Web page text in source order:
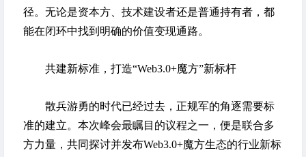
径。无论是资本方、技术建设者还是普通持有者，都
能在闭环中找到明确的价值变现通路。
共建新标准，打造“Web3.0+魔方”新标杆
散兵游勇的时代已经过去，正规军的角逐需要标
准的建立。本次峰会最瞩目的议程之一，便是联合多
方力量，共同探讨并发布Web3.0+魔方生态的行业新标